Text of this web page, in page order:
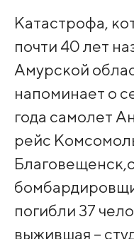
Катастрофа,
почти 40 лет
Амурской
напоминает о
года самолет
рейс
погибли 37
выжившая –